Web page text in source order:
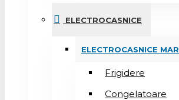
ELECTROCASNICE
ELECTROCASNICE
Frigidere
Congelatoare